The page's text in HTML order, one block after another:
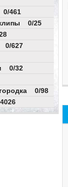
0/461
0/25
0/627
0/32
0/98